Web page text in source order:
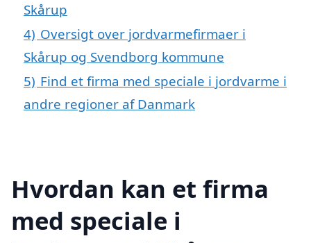
Skårup
4) Oversigt over jordvarmefirmaer i
Skårup og Svendborg kommune
5) Find et firma med speciale i jordvarme i
andre regioner af Danmark
Hvordan kan et firma
med speciale i